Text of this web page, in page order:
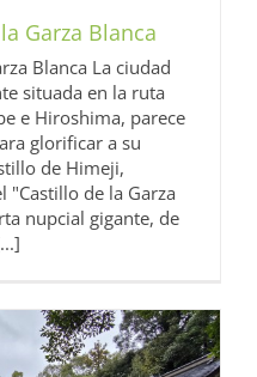
Garza Blanca
Blanca La ciudad
situada en la ruta
e Hiroshima, parece
glorificar a su
de Himeji,
de la Garza
nupcial gigante, de